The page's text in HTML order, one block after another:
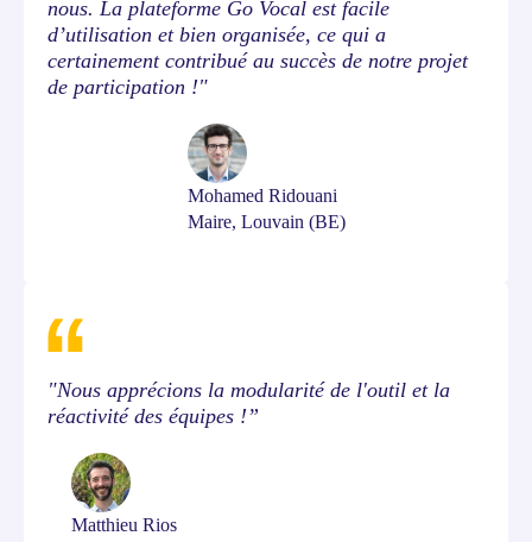
nous. La plateforme Go Vocal est facile
d’utilisation et bien organisée, ce qui a
certainement contribué au succès de notre projet
de participation !"
Mohamed Ridouani
Maire, Louvain (BE)
"Nous apprécions la modularité de l'outil et la
réactivité des équipes !”
Matthieu Rios